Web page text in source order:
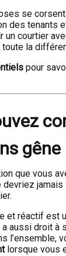
se
des tenants
un courtier
la
pour
gêne
que vous
devriez
et réactif est
a aussi droit à
l’ensemble,
lorsque vous